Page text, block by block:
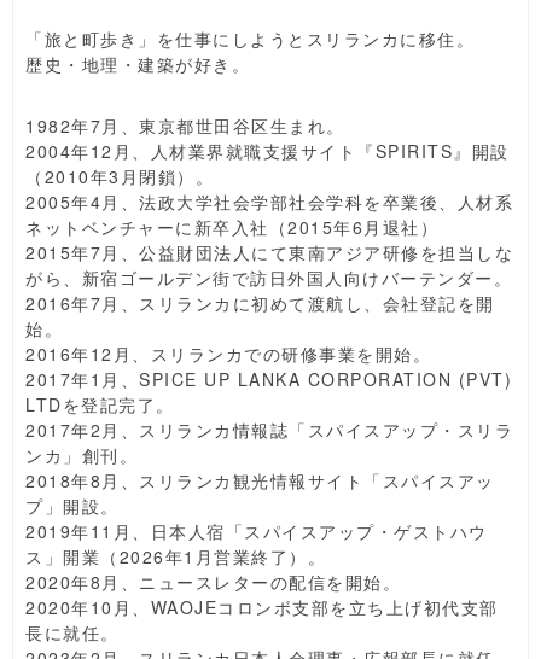
「旅と町歩き」を仕事にしようとスリランカに移住。
歴史・地理・建築が好き。
1982年7月、東京都世田谷区生まれ。
2004年12月、人材業界就職支援サイト『SPIRITS』開設
（2010年3月閉鎖）。
2005年4月、法政大学社会学部社会学科を卒業後、人材系
ネットベンチャーに新卒入社（2015年6月退社）
2015年7月、公益財団法人にて東南アジア研修を担当しな
がら、新宿ゴールデン街で訪日外国人向けバーテンダー。
2016年7月、スリランカに初めて渡航し、会社登記を開
始。
2016年12月、スリランカでの研修事業を開始。
2017年1月、SPICE UP LANKA CORPORATION (PVT)
LTDを登記完了。
2017年2月、スリランカ情報誌「スパイスアップ・スリラ
ンカ」創刊。
2018年8月、スリランカ観光情報サイト「スパイスアッ
プ」開設。
2019年11月、日本人宿「スパイスアップ・ゲストハウ
ス」開業（2026年1月営業終了）。
2020年8月、ニュースレターの配信を開始。
2020年10月、WAOJEコロンボ支部を立ち上げ初代支部
長に就任。